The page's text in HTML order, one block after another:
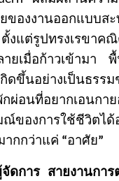
ของงานออกแบบสะ
งแต่รูปทรงเรขาคณิ
ยเมื่อก้าวเข้ามา พื้
กิดขึ้นอย่างเป็นธรร
ผ่อนที่อยากเอนกา
ณ์ของการใช้ชีวิตได้
ากกว่าแค่ “อาศัย”
ดการ สายงานกา